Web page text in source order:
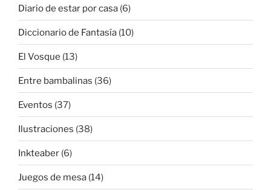
Diario de estar por casa (6)
Diccionario de Fantasía (10)
El Vosque (13)
Entre bambalinas (36)
Eventos (37)
Ilustraciones (38)
Inkteaber (6)
Juegos de mesa (14)